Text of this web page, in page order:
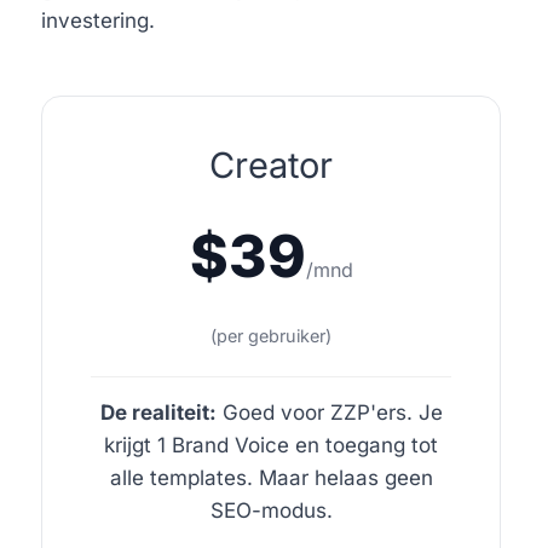
investering.
Creator
$39/mnd
(per gebruiker)
De realiteit: Goed voor ZZP'ers. Je
krijgt 1 Brand Voice en toegang tot
alle templates. Maar helaas geen
SEO-modus.